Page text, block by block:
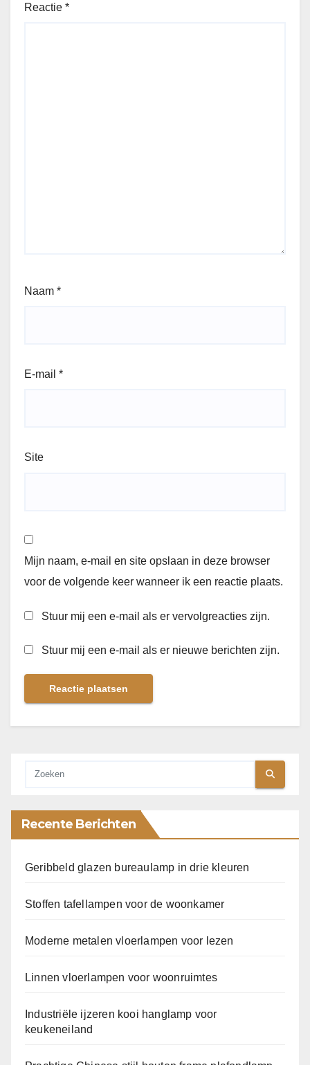
Reactie *
Naam *
E-mail *
Site
Mijn naam, e-mail en site opslaan in deze browser
voor de volgende keer wanneer ik een reactie plaats.
Stuur mij een e-mail als er vervolgreacties zijn.
Stuur mij een e-mail als er nieuwe berichten zijn.
Recente Berichten
Geribbeld glazen bureaulamp in drie kleuren
Stoffen tafellampen voor de woonkamer
Moderne metalen vloerlampen voor lezen
Linnen vloerlampen voor woonruimtes
Industriële ijzeren kooi hanglamp voor
keukeneiland